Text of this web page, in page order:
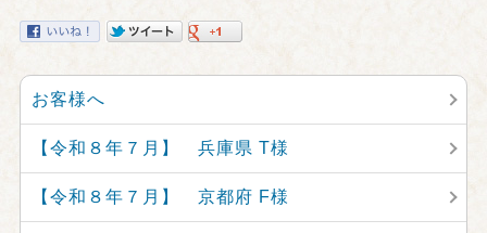
お客様へ
【令和８年７月】 兵庫県 T様
【令和８年７月】 京都府 F様